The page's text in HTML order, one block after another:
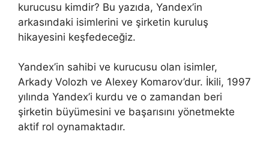
kurucusu kimdir? Bu yazıda, Yandex’in
arkasındaki isimlerini ve şirketin kuruluş
hikayesini keşfedeceğiz.
Yandex’in sahibi ve kurucusu olan isimler,
Arkady Volozh ve Alexey Komarov’dur. İkili, 1997
yılında Yandex’i kurdu ve o zamandan beri
şirketin büyümesini ve başarısını yönetmekte
aktif rol oynamaktadır.